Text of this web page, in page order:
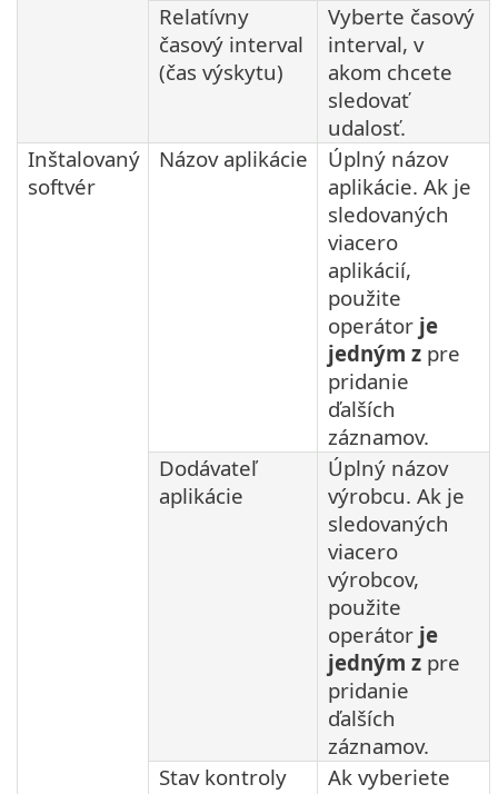
Relatívny
časový interval
(čas výskytu)
Vyberte časový
interval, v
akom chcete
sledovať
udalosť.
Inštalovaný
softvér
Názov aplikácie
Úplný názov
aplikácie. Ak je
sledovaných
viacero
aplikácií,
použite
operátor je
jedným z pre
pridanie
ďalších
záznamov.
Dodávateľ
aplikácie
Úplný názov
výrobcu. Ak je
sledovaných
viacero
výrobcov,
použite
operátor je
jedným z pre
pridanie
ďalších
záznamov.
Stav kontroly
Ak vyberiete